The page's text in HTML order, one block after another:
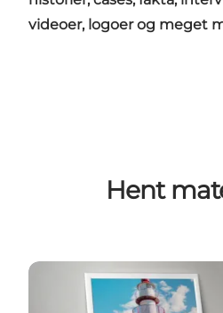
videoer, logoer og meget
Hent
Presse og nyheder